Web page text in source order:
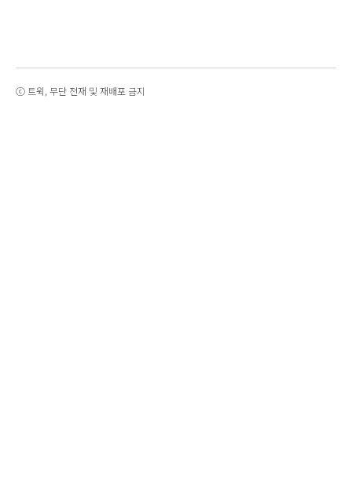
ⓒ 트윅, 무단 전재 및 재배포 금지